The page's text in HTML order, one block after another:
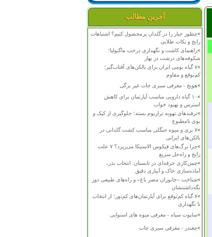
آخرین مطالب
>چطور خیار را در گلدان پرمحصول کنیم؟ اشتباهات
رایج و نکات طلایی
>راهنمای کاشت و نگهداری درخت ماگنولیا؛
شکوفه‌های درشت در بهار
>
۷ گیاه بومی ایران برای بالکن‌های آفتاب‌گیر؛
کم‌توقع و مقاوم
>هویج - معرفی سبزی جات غیر برگی
>
۱۰ گیاه دارویی مناسب آپارتمان برای کاهش
استرس و بهبود خواب
>ترفندهای تهویه تراریوم بسته؛ جلوگیری از کپک و
بوی نامطبوع
>
۷ بری و میوه جنگلی مناسب کشت گلدانی در
بالکن‌های ایرانی
>
چرا برگ‌های فیکوس الاستیکا می‌ریزد؟ ۷ علت
رایج و راه‌حل سریع
>چمن‌کاری حرفه‌ای در تابستان: انتخاب بذر،
آماده‌سازی خاک و آبیاری دقیق
>شناخت «جانوران مضر باغ» و راه‌های طبیعی دور
نگه‌داشتنشان
>
۷ گیاه کم‌توقع برای آپارتمان‌های کم‌نور؛ از انتخاب
تا نگهداری
>ساپوت سیاه - معرفی میوه های استوایی
>چغندر - معرفی سبزی جات